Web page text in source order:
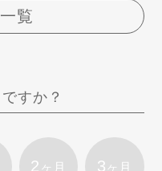
覧
すか？
2 ヶ月 3 ヶ月